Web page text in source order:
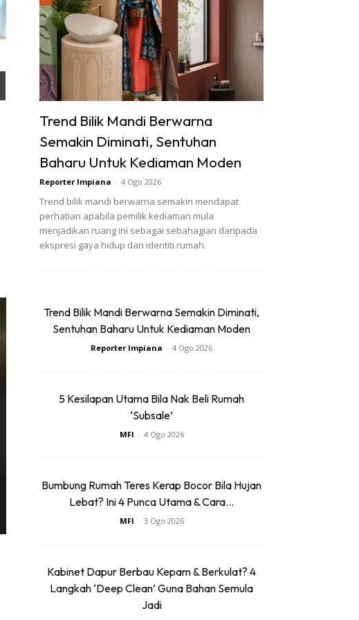
Trend Bilik Mandi Berwarna
Semakin Diminati, Sentuhan
Baharu Untuk Kediaman Moden
Reporter Impiana - 4 Ogo 2026
Trend bilik mandi berwarna semakin mendapat
perhatian apabila pemilik kediaman mula
menjadikan ruang ini sebagai sebahagian daripada
ekspresi gaya hidup dan identiti rumah.
Trend Bilik Mandi Berwarna Semakin Diminati,
Sentuhan Baharu Untuk Kediaman Moden
Reporter Impiana - 4 Ogo 2026
5 Kesilapan Utama Bila Nak Beli Rumah
‘Subsale’
MFI - 4 Ogo 2026
Bumbung Rumah Teres Kerap Bocor Bila Hujan
Lebat? Ini 4 Punca Utama & Cara...
MFI - 3 Ogo 2026
Kabinet Dapur Berbau Kepam & Berkulat? 4
Langkah ‘Deep Clean’ Guna Bahan Semula
Jadi